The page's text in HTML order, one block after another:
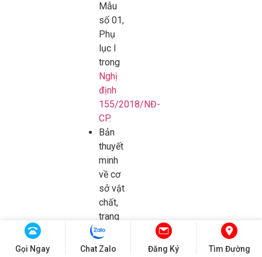
Mẫu
số 01,
Phụ
lục I
trong
Nghị
định
155/2018/NĐ-
CP.
Bản
thuyết
minh
về cơ
sở vật
chất,
trang
thiết
bị, và
Gọi Ngay Chat Zalo Đăng Ký Tìm Đường